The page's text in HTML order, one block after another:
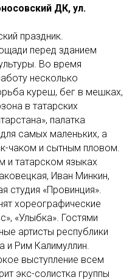
ДК, ул.
праздник.
перед зданием
Во время
несколько
куреш, бег в мешках,
в татарских
палатка
самых маленьких, а
чаком и сытным пловом.
и татарском языках
Иван Минкин,
студия «Провинция».
хореографические
«Улыбка». Гостями
артисты республики
и Рим Калимуллин.
выступление всем
экс-солистка группы